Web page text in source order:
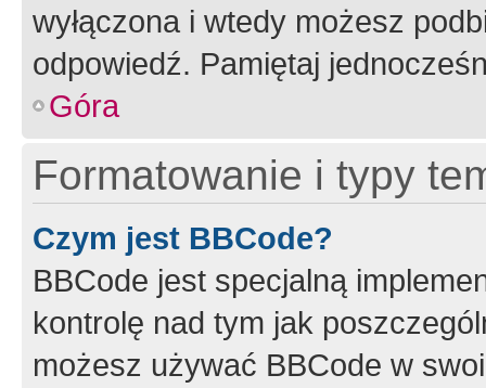
wyłączona i wtedy możesz
odpowiedź. Pamiętaj
Góra
Formatowanie i typy
Czym jest BBCode?
BBCode jest specjalną
kontrolę nad tym jak
możesz używać BBCode w